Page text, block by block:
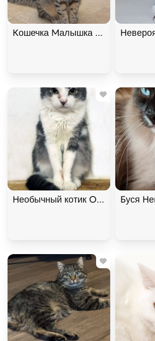
Кошечка Малышка ищет дом В
Необычный котик Омлет ищет
Буся